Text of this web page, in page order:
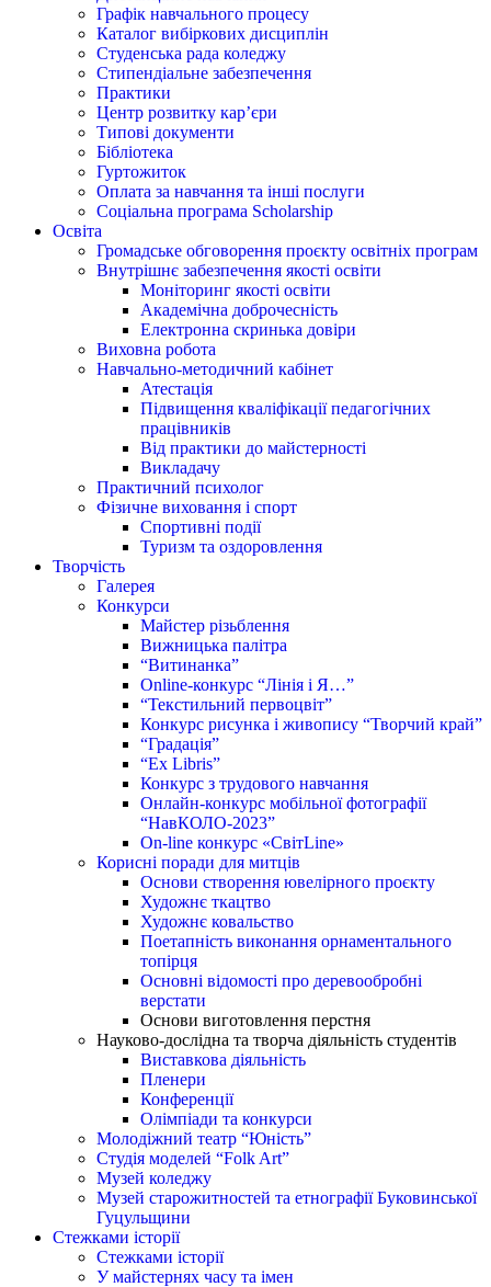
Графік навчального процесу
Каталог вибіркових дисциплін
Студенська рада коледжу
Стипендіальне забезпечення
Практики
Центр розвитку кар’єри
Типові документи
Бібліотека
Гуртожиток
Оплата за навчання та інші послуги
Соціальна програма Scholarship
Освіта
Громадське обговорення проєкту освітніх програм
Внутрішнє забезпечення якості освіти
Моніторинг якості освіти
Академічна доброчесність
Електронна скринька довіри
Виховна робота
Навчально-методичний кабінет
Атестація
Підвищення кваліфікації педагогічних
працівників
Від практики до майстерності
Викладачу
Практичний психолог
Фізичне виховання і спорт
Спортивні події
Туризм та оздоровлення
Творчість
Галерея
Конкурси
Майстер різьблення
Вижницька палітра
“Витинанка”
Online-конкурс “Лінія і Я…”
“Текстильний первоцвіт”
Конкурс рисунка і живопису “Творчий край”
“Градація”
“Ex Libris”
Конкурс з трудового навчання
Онлайн-конкурс мобільної фотографії
“НавКОЛО-2023”
On-line конкурс «СвітLine»
Корисні поради для митців
Основи створення ювелірного проєкту
Художнє ткацтво
Художнє ковальство
Поетапність виконання орнаментального
топірця
Основні відомості про деревообробні
верстати
Основи виготовлення перстня
Науково-дослідна та творча діяльність студентів
Виставкова діяльність
Пленери
Конференції
Олімпіади та конкурси
Молодіжний театр “Юність”
Студія моделей “Folk Art”
Музей коледжу
Музей старожитностей та етнографії Буковинської
Гуцульщини
Стежками історії
Стежками історії
У майстернях часу та імен